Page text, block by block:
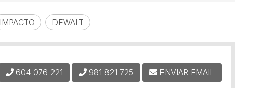
IMPACTO DEWALT
604 076 221 981 821 725 ENVIAR EMAIL